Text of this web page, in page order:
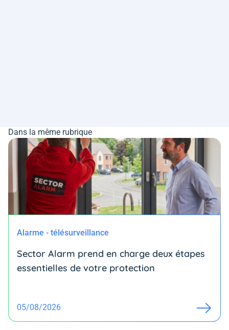
Dans la même rubrique
Alarme - télésurveillance
Sector Alarm prend en charge deux étapes
essentielles de votre protection
05/08/2026